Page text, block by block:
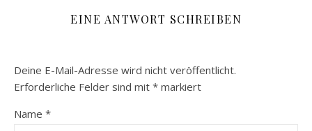
EINE ANTWORT SCHREIBEN
Deine E-Mail-Adresse wird nicht veröffentlicht.
Erforderliche Felder sind mit * markiert
Name *